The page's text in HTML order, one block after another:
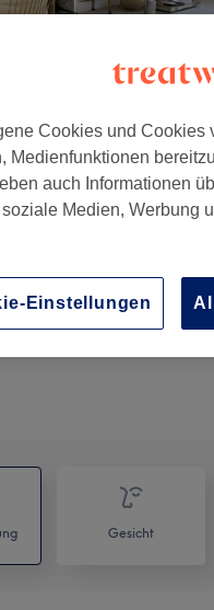
, 60316
10 Min.Details anzeigen
Gesicht
Cookies und Cookies
Medienfunktionen
auch Informationen
Medien, Werbung
Einstellungen